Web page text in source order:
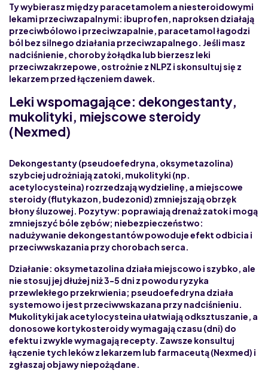
Ty wybierasz między paracetamolem a niesteroidowymi
lekami przeciwzapalnymi: ibuprofen, naproksen działają
przeciwbólowo i przeciwzapalnie, paracetamol łagodzi
ból bez silnego działania przeciwzapalnego. Jeśli masz
nadciśnienie, choroby żołądka lub bierzesz leki
przeciwzakrzepowe, ostrożnie z NLPZ i skonsultuj się z
lekarzem przed łączeniem dawek.
Leki wspomagające: dekongestanty,
mukolityki, miejscowe steroidy
(Nexmed)
Dekongestanty (pseudoefedryna, oksymetazolina)
szybciej udrożniają zatoki, mukolityki (np.
acetylocysteina) rozrzedzają wydzielinę, a miejscowe
steroidy (flutykazon, budezonid) zmniejszają obrzęk
błony śluzowej. Pozytyw: poprawiają drenaż zatok i mogą
zmniejszyć bóle zębów; niebezpieczeństwo:
nadużywanie dekongestantów powoduje efekt odbicia i
przeciwwskazania przy chorobach serca.
Działanie: oksymetazolina działa miejscowo i szybko, ale
nie stosuj jej dłużej niż 3-5 dni z powodu ryzyka
przewlekłego przekrwienia; pseudoefedryna działa
systemowo i jest przeciwwskazana przy nadciśnieniu.
Mukolityki jak acetylocysteina ułatwiają odksztuszanie, a
donosowe kortykosteroidy wymagają czasu (dni) do
efektu i zwyklewymagają recepty. Zawsze konsultuj
łączenie tych leków z lekarzem lub farmaceutą (Nexmed) i
zgłaszaj objawy niepożądane.